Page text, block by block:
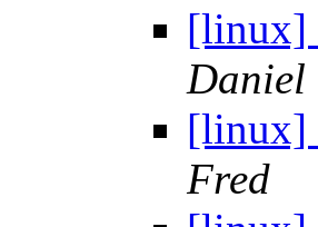
[linux]
Daniel
[linux]
Fred